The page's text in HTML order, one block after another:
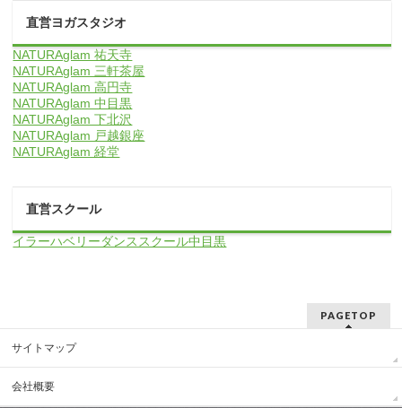
直営ヨガスタジオ
NATURAglam 祐天寺
NATURAglam 三軒茶屋
NATURAglam 高円寺
NATURAglam 中目黒
NATURAglam 下北沢
NATURAglam 戸越銀座
NATURAglam 経堂
直営スクール
イラーハベリーダンススクール中目黒
PAGETOP
サイトマップ
会社概要